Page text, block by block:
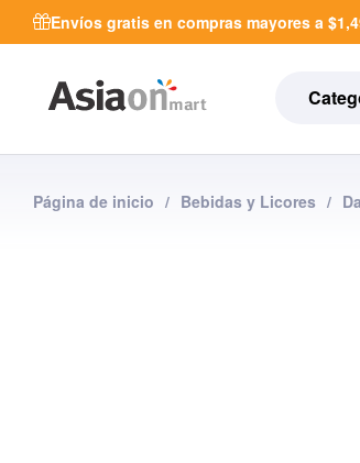
Envíos gratis en compras mayores a
Página de inicio / Bebidas y Licores /